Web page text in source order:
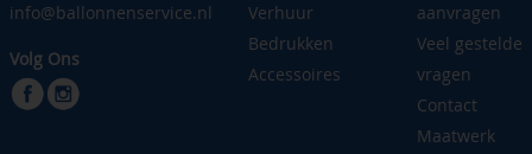
info@ballonnenservice.nl
Volg Ons
Verhuur
Bedrukken
Accessoires
aanvragen
Veel gestelde
vragen
Contact
Maatwerk